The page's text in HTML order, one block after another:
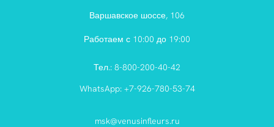
Варшавское шоссе, 106
Работаем с 10:00 до 19:00
Тел.: 8-800-200-40-42
WhatsApp: +7-926-780-53-74
msk@venusinfleurs.ru